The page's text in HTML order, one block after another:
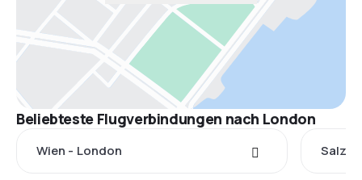
Beliebteste Flugverbindungen nach London
Wien - London